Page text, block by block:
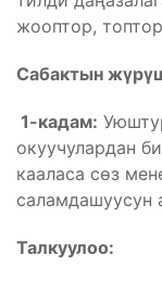
жооптор,
Сабактын
1-кадам:
окуучулардан
кааласа сөз
саламдашуусун
Талкуулоо: